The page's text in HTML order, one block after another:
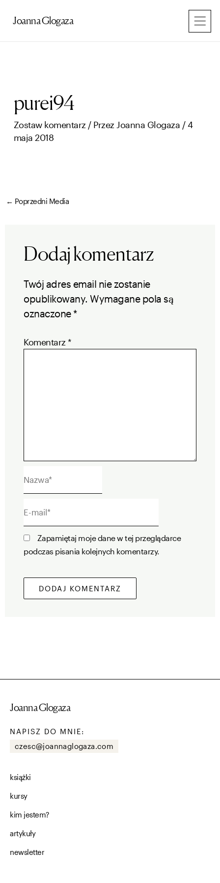
Joanna Glogaza
purei94
Zostaw komentarz / PrzezJoanna Glogaza /4
maja 2018
← Poprzedni Media
Dodaj komentarz
Twój adres email nie zostanie
opublikowany. Wymagane pola są
oznaczone *
Komentarz *
mail*
Zapamiętaj moje dane w tej przeglądarce
podczas pisania kolejnych komentarzy.
Joanna Glogaza
NAPISZ DO MNIE:
czesc@joannaglogaza.com
książki
kursy
kim jestem?
artykuły
newsletter